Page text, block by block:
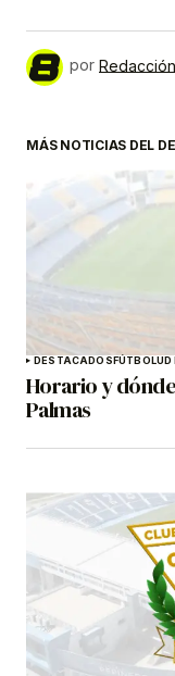
por Redacción
MÁS NOTICIAS DEL
DESTACADOS FÚTBOLUD
Horario y dónde
Palmas